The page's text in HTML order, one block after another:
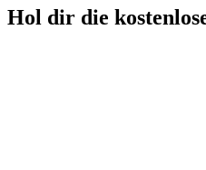
Hol dir die